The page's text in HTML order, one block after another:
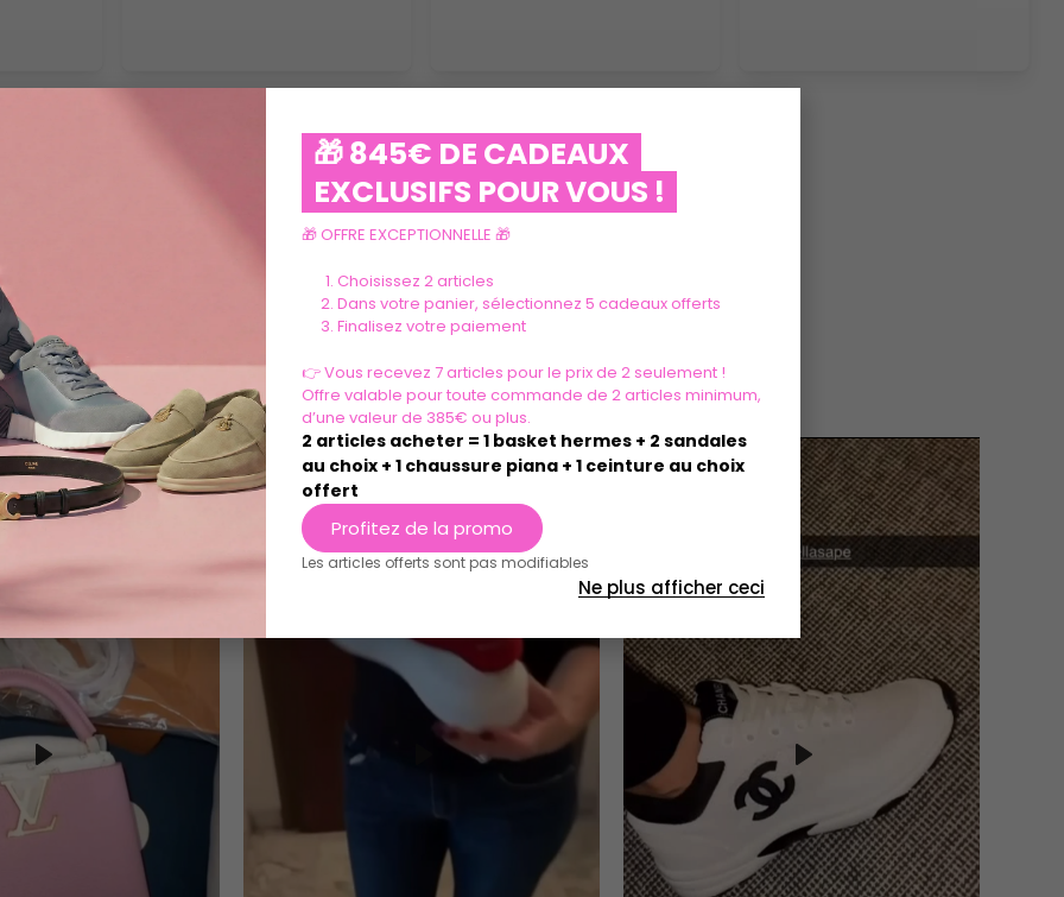
VOIR PLUS
Ils parlent de nous
Play
🎁 845€ DE CADEAUX
EXCLUSIFS POUR VOUS !
🎁 OFFRE EXCEPTIONNELLE 🎁
Choisissez 2 articles
Dans votre panier, sélectionnez 5 cadeaux offerts
Finalisez votre paiement
👉 Vous recevez 7 articles pour le prix de 2 seulement !
Offre valable pour toute commande de 2 articles minimum,
d’une valeur de 385€ ou plus.
2 articles acheter = 1 basket hermes + 2 sandales
au choix + 1 chaussure piana + 1 ceinture au choix
offert
Profitez de la promo
Les articles offerts sont pas modifiables
Ne plus afficher ceci